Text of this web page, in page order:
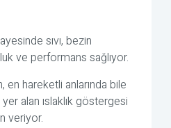
sıvı, bezin
ve performans sağlıyor.
hareketli anlarında bile
alan ıslaklık göstergesi
veriyor.